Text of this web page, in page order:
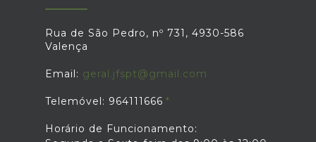
Rua de São Pedro, nº 731, 4930-586
Valença
Email: geral.jfspt@gmail.com
Telemóvel: 964111666
Horário de Funcionamento: